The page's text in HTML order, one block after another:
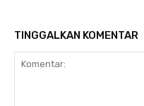
TINGGALKAN KOMENTAR